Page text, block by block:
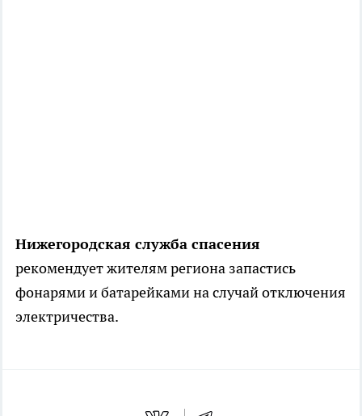
Нижегородская служба спасения
рекомендует жителям региона запастись
фонарями и батарейками на случай отключения
электричества.